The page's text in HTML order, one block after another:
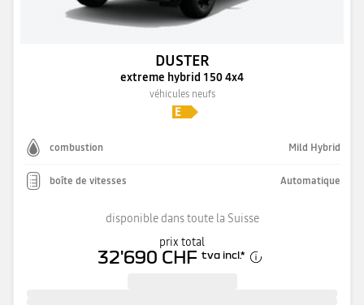
DUSTER
extreme hybrid 150 4x4
véhicules neufs
combustion Mild Hybrid
boîte de vitesses Automatique
disponible dans toute la Suisse
prix total
32'690 CHF tva incl.*